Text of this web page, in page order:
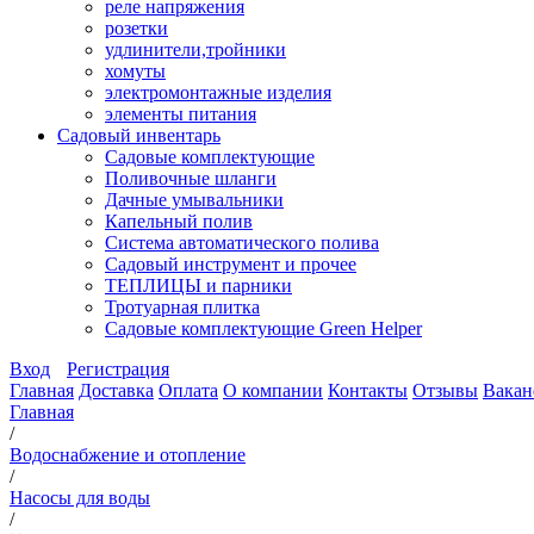
реле напряжения
розетки
удлинители,тройники
хомуты
электромонтажные изделия
элементы питания
Садовый инвентарь
Садовые комплектующие
Поливочные шланги
Дачные умывальники
Капельный полив
Система автоматического полива
Садовый инструмент и прочее
ТЕПЛИЦЫ и парники
Тротуарная плитка
Садовые комплектующие Green Helper
Вход
Регистрация
Главная Доставка Оплата О компании Контакты Отзывы
Главная
/
Водоснабжение и отопление
/
Насосы для воды
/